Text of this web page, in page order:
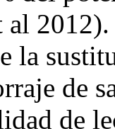
la
de
de